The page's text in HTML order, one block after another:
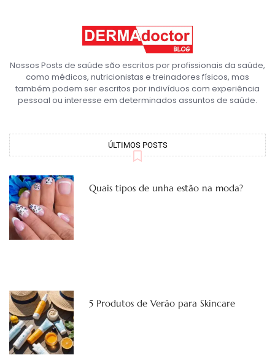
Nossos Posts de saúde são escritos por profissionais da saúde,
como médicos, nutricionistas e treinadores físicos, mas
também podem ser escritos por indivíduos com experiência
pessoal ou interesse em determinados assuntos de saúde.
ÚLTIMOS POSTS
Quais tipos de unha estão na moda?
5 Produtos de Verão para Skincare